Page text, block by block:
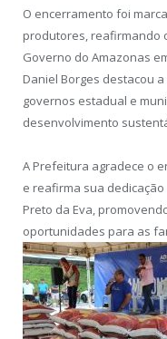
O encerramento foi
produtores, reafirmando
Governo do Amazonas
Daniel Borges destacou
governos estadual e
desenvolvimento
A Prefeitura agradece o
e reafirma sua
Preto da Eva,
oportunidades para as